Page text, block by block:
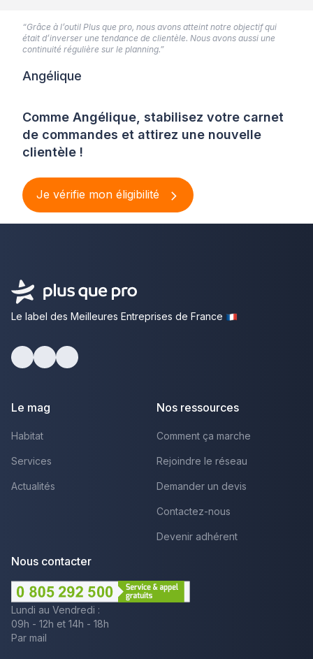
Comme Angélique, stabilisez votre carnet
de commandes et attirez une nouvelle
clientèle !
Je vérifie mon éligibilité
“Grâce à l’outil Plus que pro, nous avons atteint notre objectif qui
était d’inverser une tendance de clientèle. Nous avons aussi une
continuité régulière sur le planning.”
Angélique
Le label des Meilleures Entreprises de France
Le mag
Habitat
Services
Actualités
Nos ressources
Comment ça marche
Rejoindre le réseau
Demander un devis
Contactez-nous
Devenir adhérent
Nous contacter
Lundi au Vendredi :
09h - 12h et 14h - 18h
Par mail